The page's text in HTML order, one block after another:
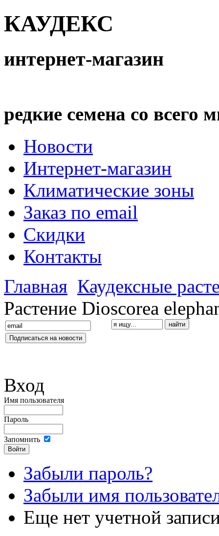
КАУДЕКС
интернет-магазин
редкие семена со всего
Новости
Интернет-магазин
Климатические зоны
Заказ по email
Скидки
Контакты
Главная Каудексные
Растение Dioscorea
Вход
Имя пользователя
Пароль
Запомнить
Забыли пароль?
Забыли имя
Еще нет учетной